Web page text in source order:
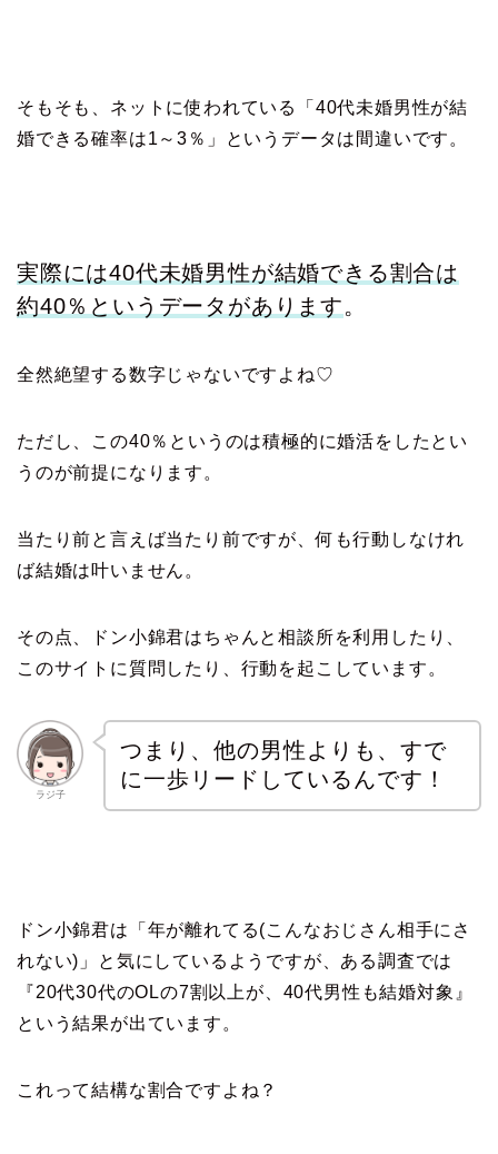
そもそも、ネットに使われている「40代未婚男性が結
婚できる確率は1～3％」というデータは間違いです。
実際には40代未婚男性が結婚できる割合は
約40％というデータがあります。
全然絶望する数字じゃないですよね♡
ただし、この40％というのは積極的に婚活をしたとい
うのが前提になります。
当たり前と言えば当たり前ですが、何も行動しなけれ
ば結婚は叶いません。
その点、ドン小錦君はちゃんと相談所を利用したり、
このサイトに質問したり、行動を起こしています。
ラジ子
つまり、他の男性よりも、すで
に一歩リードしているんです！
ドン小錦君は「年が離れてる(こんなおじさん相手にさ
れない)」と気にしているようですが、ある調査では
『20代30代のOLの7割以上が、40代男性も結婚対象』
という結果が出ています。
これって結構な割合ですよね？